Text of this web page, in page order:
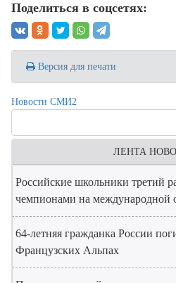
Поделиться в соцсетях:
Версия для печати
Новости СМИ2
ЛЕНТА
Российские школьники третий
чемпионами на
64-летняя гражданка России
Французских Альпах